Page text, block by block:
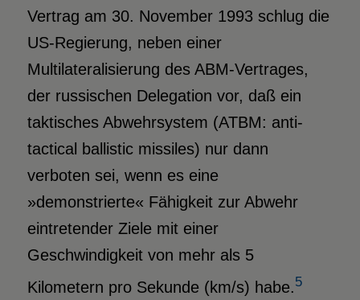
Vertrag am 30. November 1993 schlug die
US-Regierung, neben einer
Multilateralisierung des ABM-Vertrages,
der russischen Delegation vor, daß ein
taktisches Abwehrsystem (ATBM: anti-
tactical ballistic missiles) nur dann
verboten sei, wenn es eine
»demonstrierte« Fähigkeit zur Abwehr
eintretender Ziele mit einer
Geschwindigkeit von mehr als 5
Kilometern pro Sekunde (km/s) habe.5